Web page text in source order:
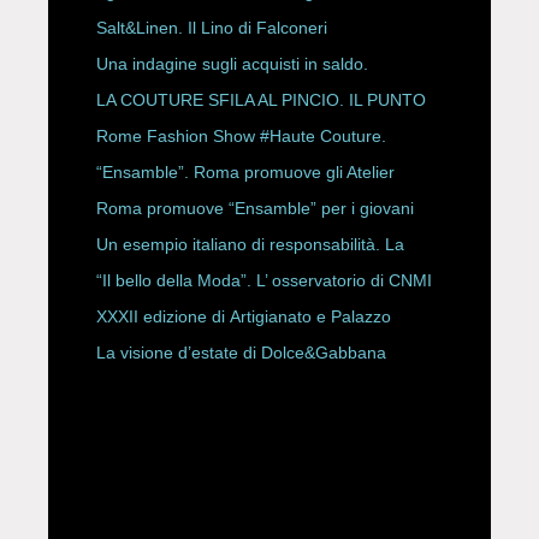
Salt&Linen. Il Lino di Falconeri
Una indagine sugli acquisti in saldo.
LA COUTURE SFILA AL PINCIO. IL PUNTO
CON ALESSANDRO ONORATO E
ROBERTA ANGELILLI
Rome Fashion Show #Haute Couture.
“Ensamble”. Roma promuove gli Atelier
Storici
Roma promuove “Ensamble” per i giovani
Un esempio italiano di responsabilità. La
Rete Slow Fiber
“Il bello della Moda”. L’ osservatorio di CNMI
XXXII edizione di Artigianato e Palazzo
La visione d’estate di Dolce&Gabbana